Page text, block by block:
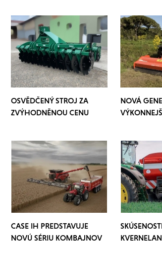
OSVĚDČENÝ STROJ ZA
ZVÝHODNĚNOU CENU
NOVÁ
CASE IH PREDSTAVUJE
NOVÚ SÉRIU KOMBAJNOV